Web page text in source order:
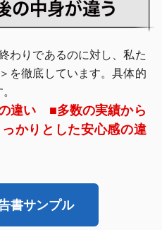
わりであるのに対し、私た
を徹底しています。具体的
違い ■多数の実績から
かりとした安心感の違
書サンプル